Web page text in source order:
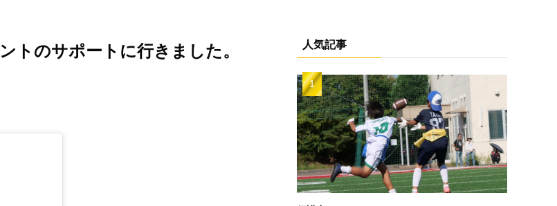
トのサポートに行きました。 人気記事